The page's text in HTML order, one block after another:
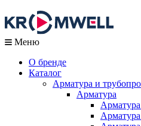
Меню
О бренде
Каталог
Арматура и
Арматура